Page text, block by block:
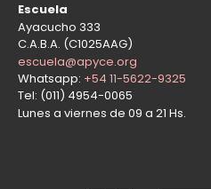
Escuela
Ayacucho 333
C.A.B.A. (C1025AAG)
escuela@apyce.org
Whatsapp: +54 11-5622-9325
Tel: (011) 4954-0065
Lunes a viernes de 09 a 21 Hs.